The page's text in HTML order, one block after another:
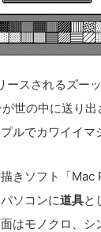
ースされるズー
世の中に送り
ルでカワイイマ
きソフト「Mac
ソコンに道具と
はモノクロ、